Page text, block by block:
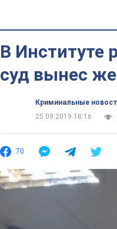
В Институте
суд вынес
Криминальные
25.09.2019 18:16
70